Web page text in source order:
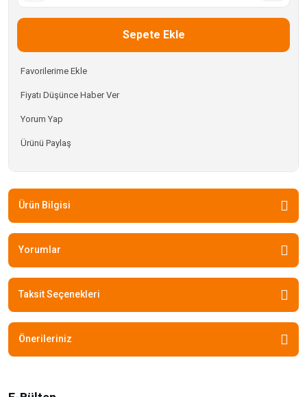
Sepete Ekle
Fiyatı Düşünce Haber Ver
Yorum Yap
Ürünü Paylaş
Ürün Bilgisi
Yorumlar
Taksit Seçenekleri
Önerileriniz